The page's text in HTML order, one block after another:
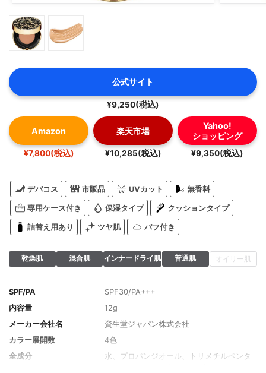
公式サイト
¥9,250(税込)
Amazon
¥7,800(税込)
楽天市場
¥10,285(税込)
Yahoo!
ショッピング
¥9,350(税込)
デパコス 市販品 UVカット 無香料
専用ケース付き 保湿タイプ クッションタイプ
詰替え用あり ツヤ肌 パフ付き
乾燥肌 混合肌 インナードライ肌 普通肌 オイリー肌
SPF/PA
SPF30/PA+++
内容量
12g
メーカー会社名
資生堂ジャパン株式会社
カラー展開数
4色
全成分
水、プロパンジオール、トリメチルペンタ